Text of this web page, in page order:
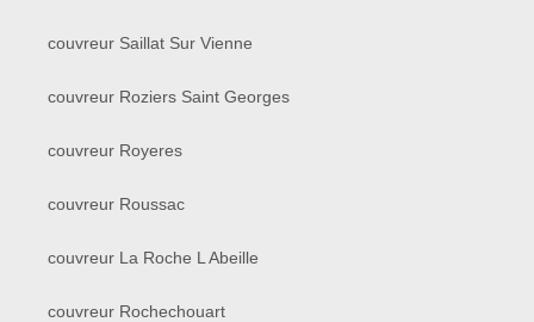
couvreur Saillat Sur Vienne
couvreur Roziers Saint Georges
couvreur Royeres
couvreur Roussac
couvreur La Roche L Abeille
couvreur Rochechouart